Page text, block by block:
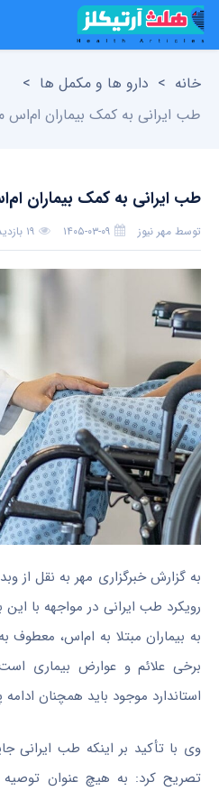
خانه > دارو ها و مکمل ها >
طب ایرانی به کمک بیماران ام‌اس
طب ایرانی به کمک بیماران
توسط مهر نیوز ۱۴۰۵-۰۳-۰۹ ۱۹ بازدید
به گزارش خبرگزاری مهر به نقل از
رویکرد طب ایرانی در مواجهه با
به بیماران مبتلا به ام‌اس،
برخی علائم و عوارض بیماری
استاندارد موجود باید همچنان ادامه
وی با تأکید بر اینکه طب ایرانی
تصریح کرد: به هیچ عنوان توصیه